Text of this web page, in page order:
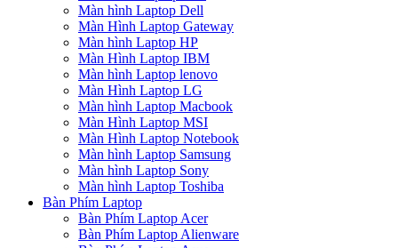
Màn hình Laptop Dell
Màn Hình Laptop Gateway
Màn hình Laptop HP
Màn Hình Laptop IBM
Màn hình Laptop lenovo
Màn Hình Laptop LG
Màn hình Laptop Macbook
Màn Hình Laptop MSI
Màn Hình Laptop Notebook
Màn hình Laptop Samsung
Màn hình Laptop Sony
Màn hình Laptop Toshiba
Bàn Phím Laptop
Bàn Phím Laptop Acer
Bàn Phím Laptop Alienware